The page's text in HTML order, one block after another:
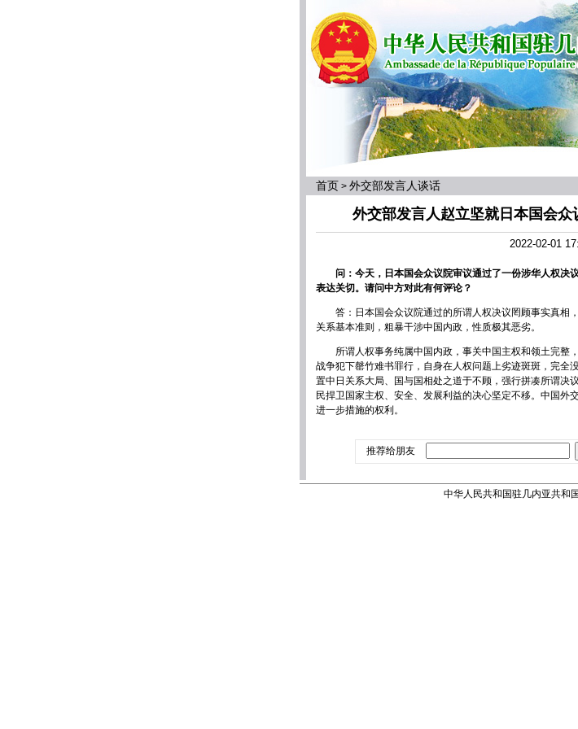
首页 > 外交部发言人谈话
外交部发言人赵立坚就日本国会众
2022-02-01
问：今天，日本国会众议院审议通过了一份涉华人权决
表达关切。请问中方对此有何评论？
答：日本国会众议院通过的所谓人权决议罔顾事实真相
关系基本准则，粗暴干涉中国内政，性质极其恶劣。
所谓人权事务纯属中国内政，事关中国主权和领土完整
战争犯下罄竹难书罪行，自身在人权问题上劣迹斑斑，完全
置中日关系大局、国与国相处之道于不顾，强行拼凑所谓决
民捍卫国家主权、安全、发展利益的决心坚定不移。中国外
进一步措施的权利。
推荐给朋友
中华人民共和国驻几内亚共和